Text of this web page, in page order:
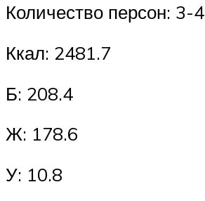
Количество персон: 3-4
Ккал: 2481.7
Б: 208.4
Ж: 178.6
У: 10.8